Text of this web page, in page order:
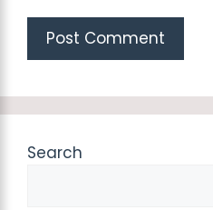
Search